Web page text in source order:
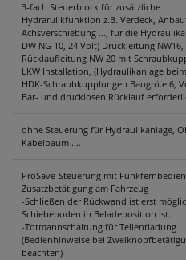
3-fach Steuerblock für zusätzliche
Hydrarulikfunktion z.B. Verdeck,
Achsverschiebung ..., für die
DW NG 10, 24 Volt) Druckleitung NW16,
Rücklaufleitung NW 20 mit
LKW Installation, (Hydraulikanlage
HDK-Schraubkupplungen Baugrö.e 6,
Bar- und drucklosen Rücklauf
ohne Steuerung für Hydraulikanlage,
Kabelbaum ....
ProSave-Steuerung mit
Zusatzbetätigung am Fahrzeug
-Schließen der Rückwand ist erst
Schiebeboden in Beladeposition ist.
-Totmannschaltung für Teilentladung
(Bedienhinweise bei
beachten)